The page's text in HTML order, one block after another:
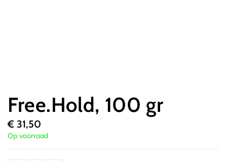
Free.Hold, 100 gr
€ 31,50
Op voorraad